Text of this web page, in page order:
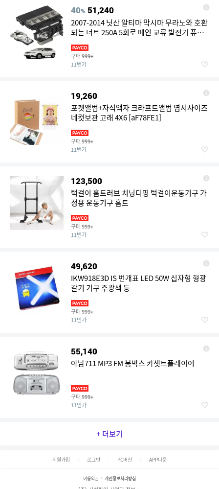
40% 51,240
2007-2014 닛산 알티마 막시마 무라노와 호환
되는 너트 250A 5회로 메인 교류 발전기 퓨즈
가 장착된
구매 999+
11번가
19,260
포켓앨범+자석액자 크라프트앨범 엽서사이즈
네컷보관 고래 4X6 [aF78FE1]
구매 999+
11번가
123,500
턱걸이 홈트러브 치닝디핑 턱걸이운동기구 가
정용 운동기구 홈트
구매 999+
11번가
49,620
IKW918E3D IS 번개표 LED 50W 십자형 형광
갈기 기구 주광색 등
구매 999+
11번가
55,140
아남711 MP3 FM 붐박스 카셋트플레이어
구매 999+
11번가
+ 더보기
회원가입 로그인 PC버전 APP다운
이용약관 개인정보처리방침